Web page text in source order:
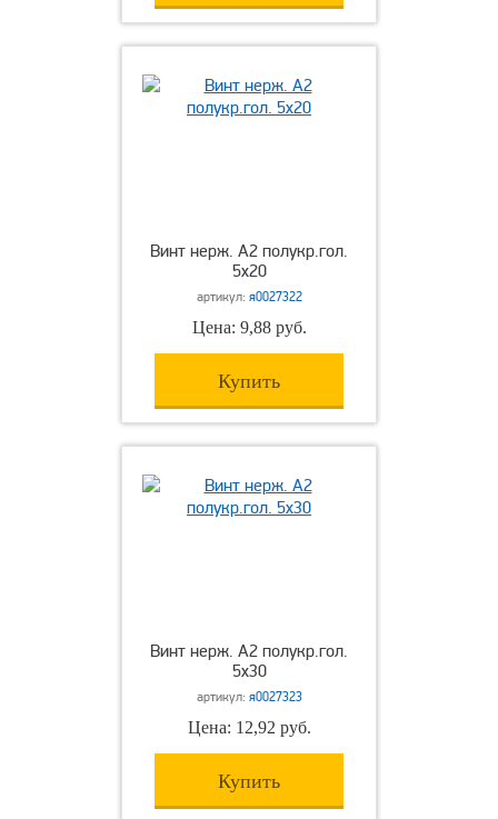
Винт нерж. А2 полукр.гол.
5х20
артикул: я0027322
Цена: 9,88 руб.
Купить
Винт нерж. А2 полукр.гол.
5х30
артикул: я0027323
Цена: 12,92 руб.
Купить